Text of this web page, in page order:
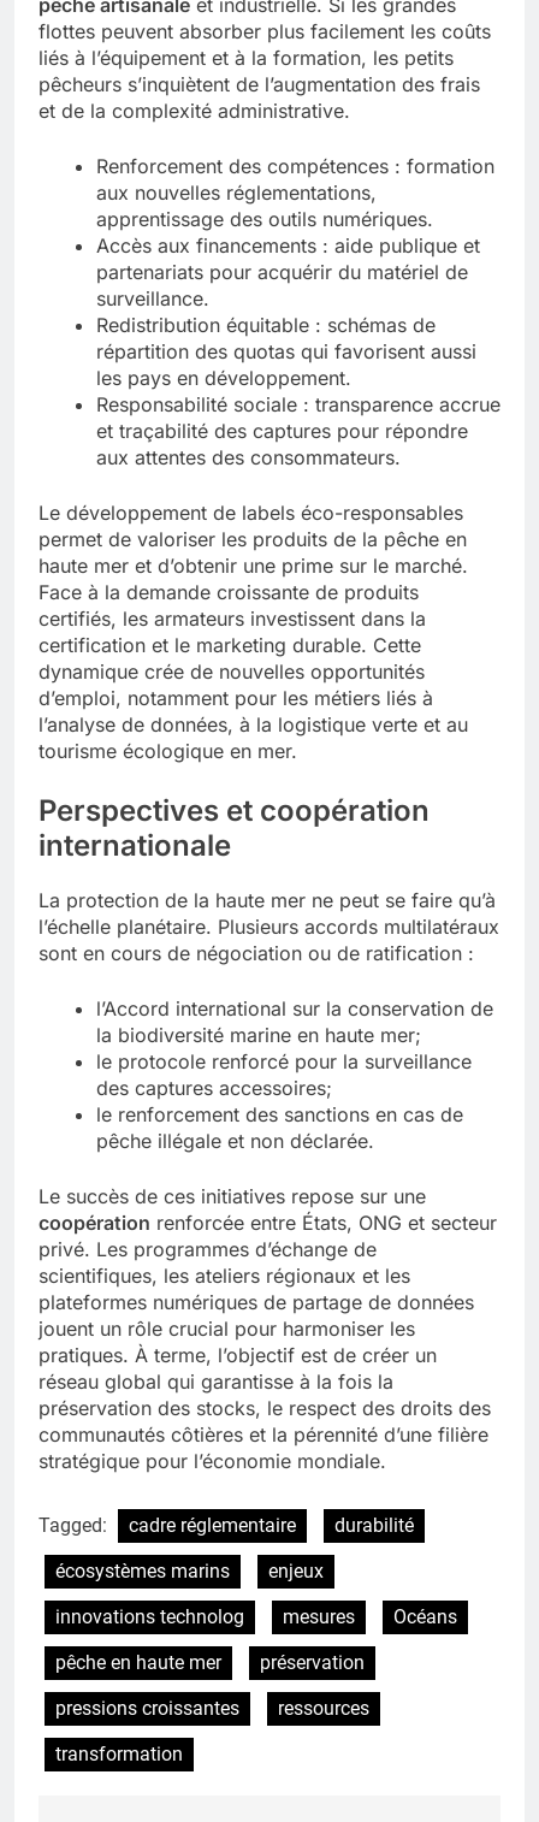
flottes peuvent absorber plus facilement les coûts
liés à l’équipement et à la formation, les petits
pêcheurs s’inquiètent de l’augmentation des frais
et de la complexité administrative.
Renforcement des compétences : formation
aux nouvelles réglementations,
apprentissage des outils numériques.
Accès aux financements : aide publique et
partenariats pour acquérir du matériel de
surveillance.
Redistribution équitable : schémas de
répartition des quotas qui favorisent aussi
les pays en développement.
Responsabilité sociale : transparence accrue
et traçabilité des captures pour répondre
aux attentes des consommateurs.
Le développement de labels éco-responsables
permet de valoriser les produits de la pêche en
haute mer et d’obtenir une prime sur le marché.
Face à la demande croissante de produits
certifiés, les armateurs investissent dans la
certification et le marketing durable. Cette
dynamique crée de nouvelles opportunités
d’emploi, notamment pour les métiers liés à
l’analyse de données, à la logistique verte et au
tourisme écologique en mer.
Perspectives et coopération
internationale
La protection de la haute mer ne peut se faire qu’à
l’échelle planétaire. Plusieurs accords multilatéraux
sont en cours de négociation ou de ratification :
l’Accord international sur la conservation de
la biodiversité marine en haute mer;
le protocole renforcé pour la surveillance
des captures accessoires;
le renforcement des sanctions en cas de
pêche illégale et non déclarée.
Le succès de ces initiatives repose sur une
coopération renforcée entre États, ONG et secteur
privé. Les programmes d’échange de
scientifiques, les ateliers régionaux et les
plateformes numériques de partage de données
jouent un rôle crucial pour harmoniser les
pratiques. À terme, l’objectif est de créer un
réseau global qui garantisse à la fois la
préservation des stocks, le respect des droits des
communautés côtières et la pérennité d’une filière
stratégique pour l’économie mondiale.
Tagged: cadre réglementaire
durabilité
écosystèmes marins
enjeux
innovations technolog
mesures
Océans
pêche en haute mer
préservation
pressions croissantes
ressources
transformation